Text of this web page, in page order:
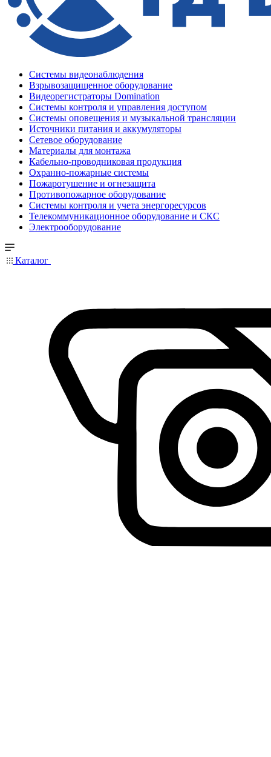
Системы видеонаблюдения
Взрывозащищенное оборудование
Видеорегистраторы Domination
Системы контроля и управления доступом
Системы оповещения и музыкальной трансляции
Источники питания и аккумуляторы
Сетевое оборудование
Материалы для монтажа
Кабельно-проводниковая продукция
Охранно-пожарные системы
Пожаротушение и огнезащита
Противопожарное оборудование
Системы контроля и учета энергоресурсов
Телекоммуникационное оборудование и СКС
Электрооборудование
Каталог